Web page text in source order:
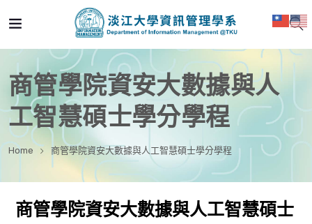
商管學院資安大數據與人
工智慧碩士學分學程
Home 商管學院資安大數據與人工智慧碩士學分學程
商管學院資安大數據與人工智慧碩士